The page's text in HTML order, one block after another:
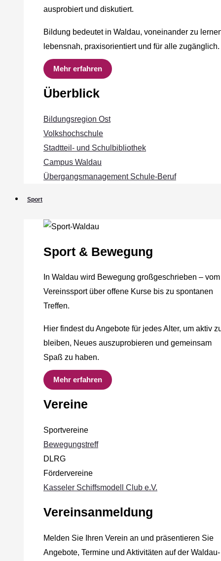
ausprobiert und diskutiert.
Bildung bedeutet in Waldau, voneinander zu
lebensnah, praxisorientiert und für alle zugänglich.
Mehr erfahren
Überblick
Bildungsregion Ost
Volkshochschule
Stadtteil- und Schulbibliothek
Campus Waldau
Übergangsmanagement Schule‐Beruf
Sport
Sport & Bewegung
In Waldau wird Bewegung großgeschrieben – vom
Vereinssport über offene Kurse bis zu spontanen
Treffen.
Hier findest du Angebote für jedes Alter, um aktiv
bleiben, Neues auszuprobieren und gemeinsam
Spaß zu haben.
Mehr erfahren
Vereine
Sportvereine
Bewegungstreff
DLRG
Fördervereine
Kasseler Schiffsmodell Club e.V.
Vereinsanmeldung
Melden Sie Ihren Verein an und präsentieren Sie
Angebote, Termine und Aktivitäten auf der Waldau-